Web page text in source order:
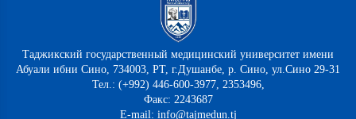
Таджикский государственный медицинский университет имени
Абуали ибни Сино, 734003, РТ, г.Душанбе, р. Сино, ул.Сино 29-31
Тел.: (+992) 446-600-3977, 2353496,
Факс: 2243687
E-mail: info@tajmedun.tj